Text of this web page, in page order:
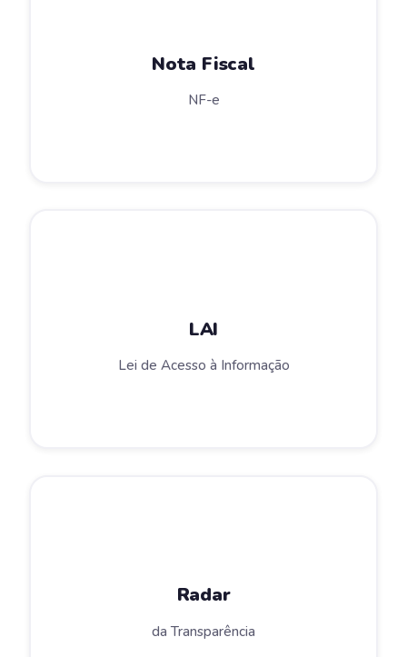
Nota Fiscal
NF-e
LAI
Lei de Acesso à Informação
Radar
da Transparência